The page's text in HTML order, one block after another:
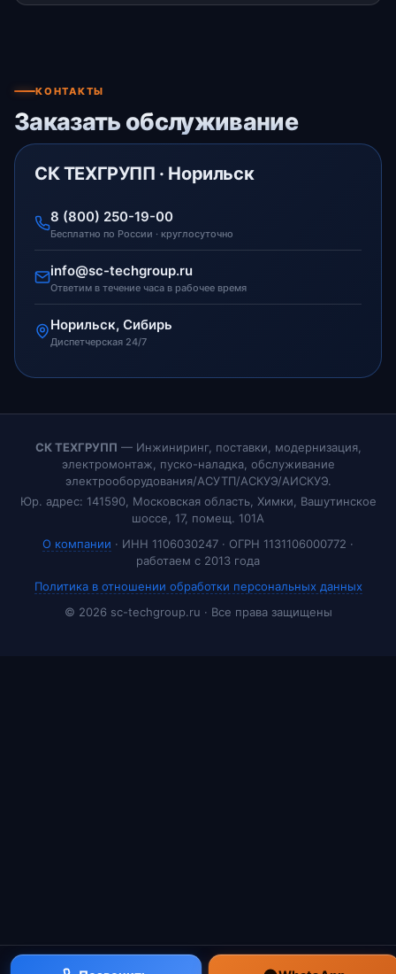
КОНТАКТЫ
Заказать обслуживание
СК ТЕХГРУПП · Норильск
8 (800) 250-19-00
Бесплатно по России · круглосуточно
info@sc-techgroup.ru
Ответим в течение часа в рабочее время
Норильск, Сибирь
Диспетчерская 24/7
СК ТЕХГРУПП — Инжиниринг, поставки, модернизация,
электромонтаж, пуско-наладка, обслуживание
электрооборудования/АСУТП/АСКУЭ/АИСКУЭ.
Юр. адрес: 141590, Московская область, Химки, Вашутинское
шоссе, 17, помещ. 101А
О компании · ИНН 1106030247 · ОГРН 1131106000772 ·
работаем с 2013 года
Политика в отношении обработки персональных данных
© 2026 sc-techgroup.ru · Все права защищены